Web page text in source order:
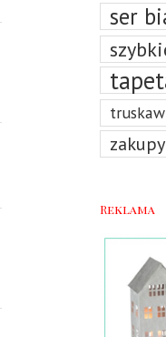
ser
zakupy
Reklama